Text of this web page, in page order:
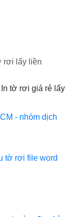
rơi lấy liền
tờ rơi giá rẻ lấy
- nhóm dịch
tờ rơi file word